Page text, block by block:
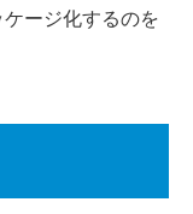
ージ化するのを